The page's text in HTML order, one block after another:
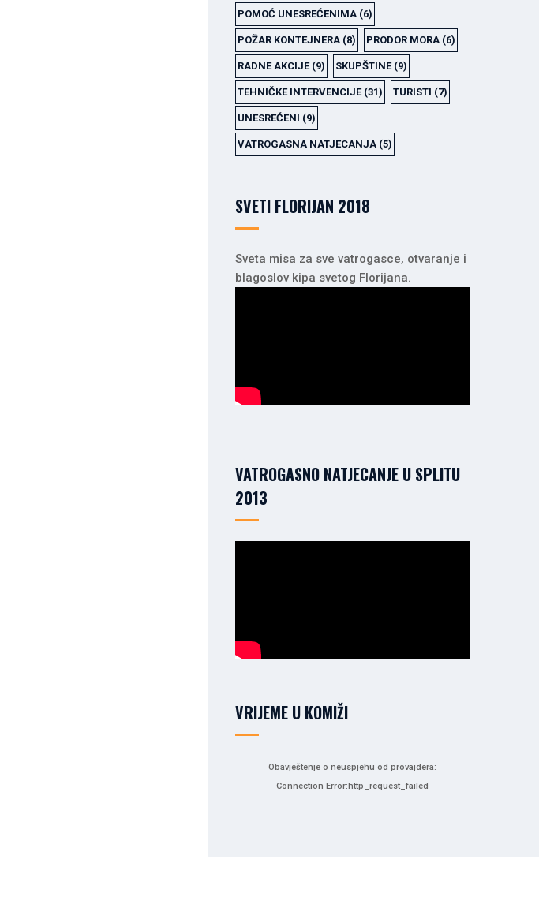
POMOĆ UNESREĆENIMA(6)
POŽAR KONTEJNERA(8) PRODOR MORA(6)
RADNE AKCIJE(9) SKUPŠTINE(9)
TEHNIČKE INTERVENCIJE(31) TURISTI (7)
UNESREĆENI (9)
VATROGASNA NATJECANJA(5)
SVETI FLORIJAN 2018
Sveta misa za sve vatrogasce, otvaranje i
blagoslov kipa svetog Florijana.
VATROGASNO NATJECANJE U SPLITU
2013
VRIJEME U KOMIŽI
Obavještenje o neuspjehu od provajdera:
Connection Error:http_request_failed